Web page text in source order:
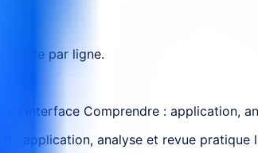
par ligne.
l'interface Comprendre : application,
: application, analyse et revue pratique